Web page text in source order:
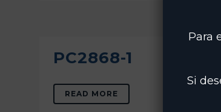
PC2868-1
READ MORE
Para
Si